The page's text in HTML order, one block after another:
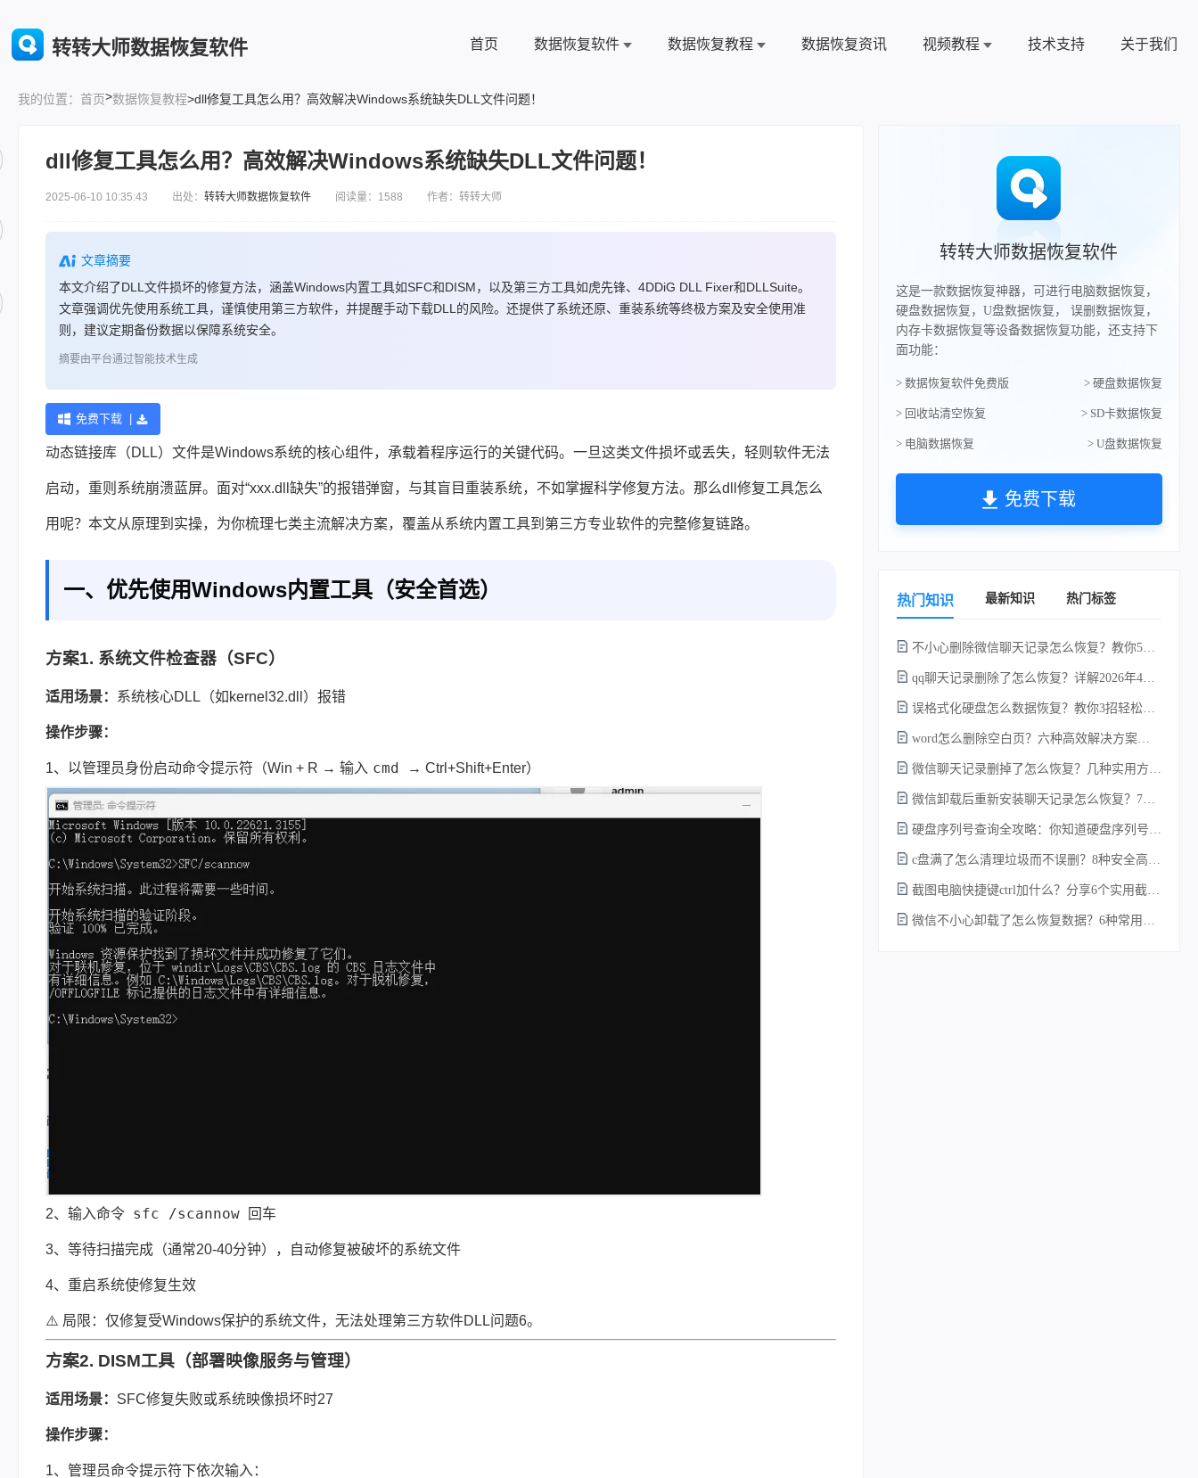
转转大师数据恢复软件 首页 数据恢复软件 数据恢复教程 数据恢复资讯 视频教程 技术支持 关于我们
我的位置： 首页>数据恢复教程>dll修复工具怎么用？高效解决Windows系统缺失DLL文件问题！
dll修复工具怎么用？高效解决Windows系统缺失DLL文件问题！
2025-06-10 10:35:43 出处： 转转大师数据恢复软件 阅读量：1588 作者：转转大师
文章摘要
本文介绍了DLL文件损坏的修复方法，涵盖Windows内置工具如SFC和DISM，以及第三方工具如虎先锋、4DDiG DLL Fixer和DLLSuite。
文章强调优先使用系统工具，谨慎使用第三方软件，并提醒手动下载DLL的风险。还提供了系统还原、重装系统等终极方案及安全使用准
则，建议定期备份数据以保障系统安全。
摘要由平台通过智能技术生成
免费下载 |
动态链接库（DLL）文件是Windows系统的核心组件，承载着程序运行的关键代码。一旦这类文件损坏或丢失，轻则软件无法
启动，重则系统崩溃蓝屏。面对“xxx.dll缺失”的报错弹窗，与其盲目重装系统，不如掌握科学修复方法。那么dll修复工具怎么
用呢？本文从原理到实操，为你梳理七类主流解决方案，覆盖从系统内置工具到第三方专业软件的完整修复链路。
一、优先使用Windows内置工具（安全首选）
方案1. 系统文件检查器（SFC）
适用场景： 系统核心DLL（如kernel32.dll）报错
操作步骤：
1、以管理员身份启动命令提示符（Win + R → 输入 cmd → Ctrl+Shift+Enter）
2、输入命令 sfc /scannow 回车
3、等待扫描完成（通常20-40分钟），自动修复被破坏的系统文件
4、重启系统使修复生效
⚠️ 局限：仅修复受Windows保护的系统文件，无法处理第三方软件DLL问题6。
方案2. DISM工具（部署映像服务与管理）
适用场景： SFC修复失败或系统映像损坏时27
操作步骤：
1、管理员命令提示符下依次输入：
转转大师数据恢复软件
这是一款数据恢复神器，可进行电脑数据恢复，
硬盘数据恢复，U盘数据恢复， 误删数据恢复，
内存卡数据恢复等设备数据恢复功能，还支持下
面功能：
> 数据恢复软件免费版 > 硬盘数据恢复
> 回收站清空恢复 > SD卡数据恢复
> 电脑数据恢复 > U盘数据恢复
免费下载
热门知识 最新知识 热门标签
不小心删除微信聊天记录怎么恢复？教你5种简单找回的方法！
qq聊天记录删除了怎么恢复？详解2026年4种常用有效的方法（支持.db数据库提取）
误格式化硬盘怎么数据恢复？教你3招轻松恢复！
word怎么删除空白页？六种高效解决方案（2026年最新实操指南）！
微信聊天记录删掉了怎么恢复？几种实用方法详解！
微信卸载后重新安装聊天记录怎么恢复？7种实测有效的恢复方案详解！
硬盘序列号查询全攻略：你知道硬盘序列号怎么查吗？
c盘满了怎么清理垃圾而不误删？8种安全高效的方法详解+误删恢复指南！
截图电脑快捷键ctrl加什么？分享6个实用截图方法！
微信不小心卸载了怎么恢复数据？6种常用方法详解！